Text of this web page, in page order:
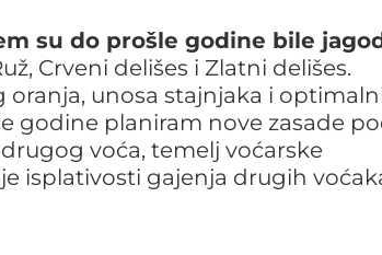
su do prošle godine bile
Crveni delišes i Zlatni delišes.
unosa stajnjaka i
godine planiram nove zasade
voća, temelj voćarske
isplativosti gajenja drugih